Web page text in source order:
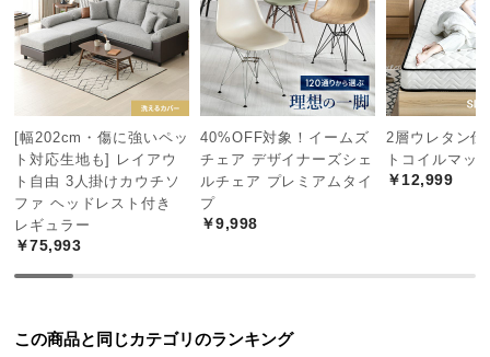
小
型
商
品
配
送
に
い
梱
[幅202cm・傷に強いペッ
ト対応生地も] レイアウ
ト自由 3人掛けカウチソ
ファ ヘッドレスト付き
レギュラー
￥75,993
40%OFF対象！イームズ
チェア デザイナーズシェ
ルチェア プレミアムタイ
プ
￥9,998
2層ウレタン
トコイルマッ
￥12,999
この商品と同じカテゴリのランキング